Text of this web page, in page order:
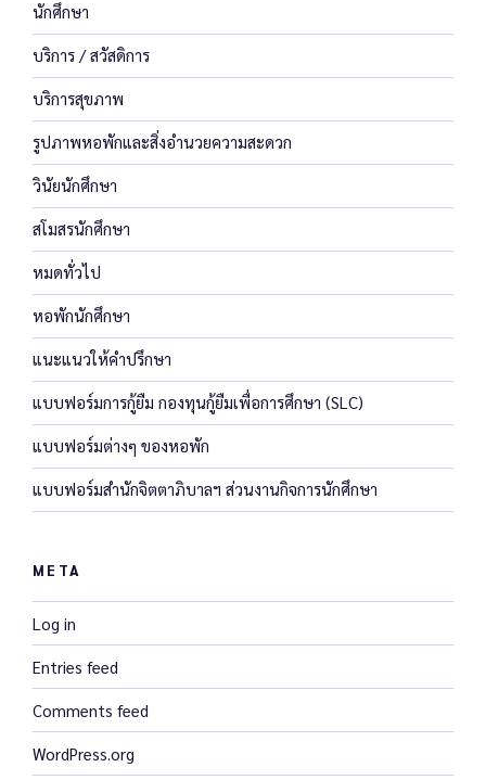
นักศึกษา
บริการ / สวัสดิการ
บริการสุขภาพ
รูปภาพหอพักและสิ่งอำนวยความสะดวก
วินัยนักศึกษา
สโมสรนักศึกษา
หมดทั่วไป
หอพักนักศึกษา
แนะแนวให้คำปรึกษา
แบบฟอร์มการกู้ยืม กองทุนกู้ยืมเพื่อการศึกษา (SLC)
แบบฟอร์มต่างๆ ของหอพัก
แบบฟอร์มสำนักจิตตาภิบาลฯ ส่วนงานกิจการนักศึกษา
META
Log in
Entries feed
Comments feed
WordPress.org